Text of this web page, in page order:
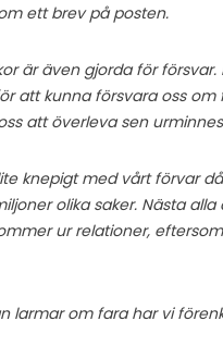
ett brev på posten.
är även gjorda för
att kunna försvara oss om
att överleva sen
knepigt med vårt förvar
olika saker. Nästa alla
ur relationer,
larmar om fara har vi